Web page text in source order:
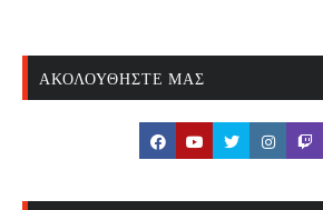
ΑΚΟΛΟΥΘΉΣΤΕ ΜΑΣ